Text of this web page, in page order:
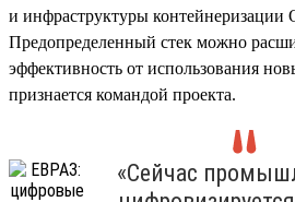
и инфраструктуры контейнеризации
Предопределенный стек можно
эффективность от использования
признается командой проекта.
«Сейчас